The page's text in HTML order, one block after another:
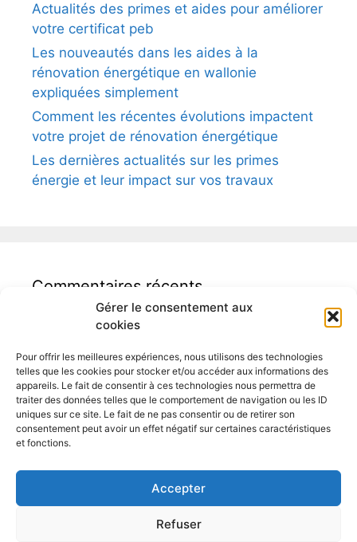
Gérer le consentement aux
cookies
Pour offrir les meilleures expériences, nous utilisons des technologies
telles que les cookies pour stocker et/ou accéder aux informations des
appareils. Le fait de consentir à ces technologies nous permettra de
traiter des données telles que le comportement de navigation ou les ID
uniques sur ce site. Le fait de ne pas consentir ou de retirer son
consentement peut avoir un effet négatif sur certaines caractéristiques
et fonctions.
Accepter
Refuser
Actualités des primes et aides pour améliorer
votre certificat peb
Les nouveautés dans les aides à la
rénovation énergétique en wallonie
expliquées simplement
Comment les récentes évolutions impactent
votre projet de rénovation énergétique
Les dernières actualités sur les primes
énergie et leur impact sur vos travaux
Commentaires récents
Auditeur logement Binche